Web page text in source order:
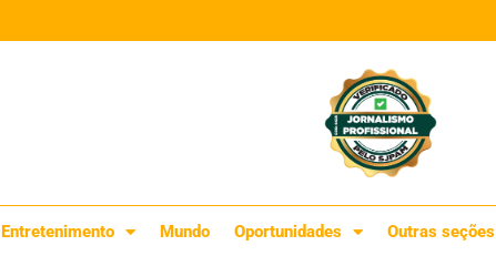
Entretenimento Mundo Oportunidades Outras seções